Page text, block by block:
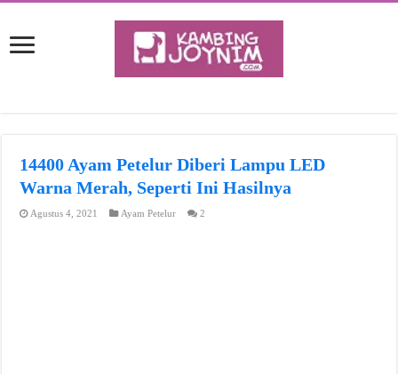
14400 Ayam Petelur Diberi Lampu LED
Warna Merah, Seperti Ini Hasilnya
Agustus 4, 2021 Ayam Petelur 2